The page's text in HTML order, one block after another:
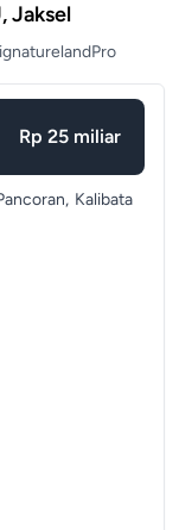
Jaksel
Rp 25 miliar
Kalibata